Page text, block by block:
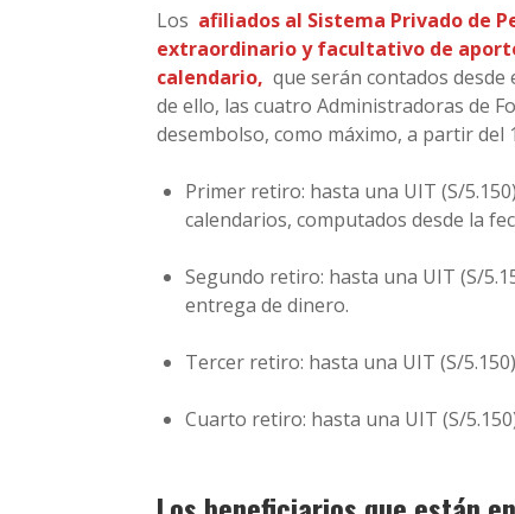
Los afiliados al Sistema Privado de
extraordinario y facultativo de
calendario, que serán contados desde
de ello, las cuatro Administradoras de
desembolso, como máximo, a partir del
Primer retiro: hasta una UIT (S/
calendarios, computados desde la
Segundo retiro: hasta una UIT (S/
entrega de dinero.
Tercer retiro: hasta una UIT (S/
Cuarto retiro: hasta una UIT (S/